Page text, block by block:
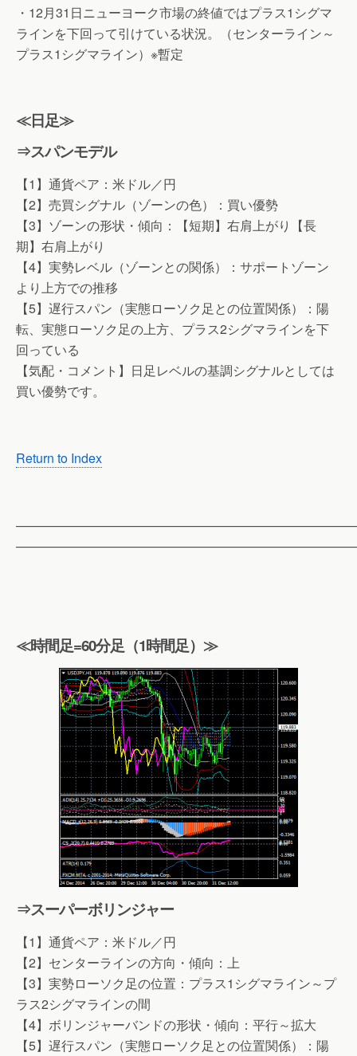
・12月31日ニューヨーク市場の終値ではプラス1シグマ
ラインを下回って引けている状況。（センターライン～
プラス1シグマライン）※暫定
≪日足≫
⇒スパンモデル
【1】通貨ペア：米ドル／円
【2】売買シグナル（ゾーンの色）：買い優勢
【3】ゾーンの形状・傾向：【短期】右肩上がり【長
期】右肩上がり
【4】実勢レベル（ゾーンとの関係）：サポートゾーン
より上方での推移
【5】遅行スパン（実態ローソク足との位置関係）：陽
転、実態ローソク足の上方、プラス2シグマラインを下
回っている
【気配・コメント】日足レベルの基調シグナルとしては
買い優勢です。
Return to Index
≪時間足=60分足（1時間足）≫
⇒スーパーボリンジャー
【1】通貨ペア：米ドル／円
【2】センターラインの方向・傾向：上
【3】実勢ローソク足の位置：プラス1シグマライン～プ
ラス2シグマラインの間
【4】ボリンジャーバンドの形状・傾向：平行～拡大
【5】遅行スパン（実態ローソク足との位置関係）：陽